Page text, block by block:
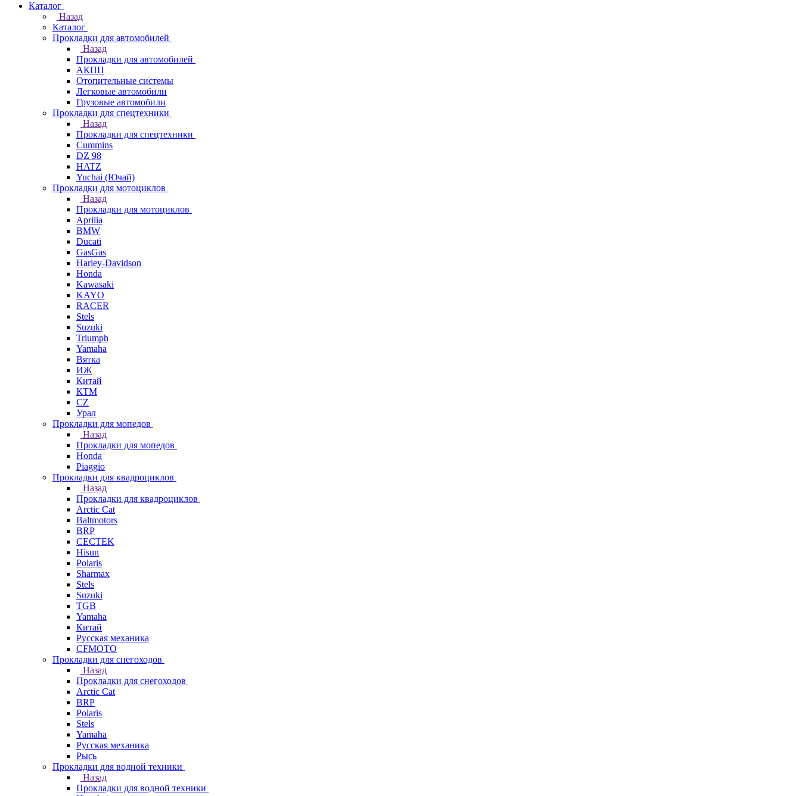
Каталог
Назад
Каталог
Прокладки для автомобилей
Назад
Прокладки для автомобилей
АКПП
Отопительные системы
Легковые автомобили
Грузовые автомобили
Прокладки для спецтехники
Назад
Прокладки для спецтехники
Cummins
DZ 98
HATZ
Yuchai (Ючай)
Прокладки для мотоциклов
Назад
Прокладки для мотоциклов
Aprilia
BMW
Ducati
GasGas
Harley-Davidson
Honda
Kawasaki
KAYO
RACER
Stels
Suzuki
Triumph
Yamaha
Вятка
ИЖ
Китай
КТМ
СZ
Урал
Прокладки для мопедов
Назад
Прокладки для мопедов
Honda
Piaggio
Прокладки для квадроциклов
Назад
Прокладки для квадроциклов
Arctic Cat
Baltmotors
BRP
CECTEK
Hisun
Polaris
Sharmax
Stels
Suzuki
TGB
Yamaha
Китай
Русская механика
СFMOTO
Прокладки для снегоходов
Назад
Прокладки для снегоходов
Arctic Cat
BRP
Polaris
Stels
Yamaha
Русская механика
Рысь
Прокладки для водной техники
Назад
Прокладки для водной техники